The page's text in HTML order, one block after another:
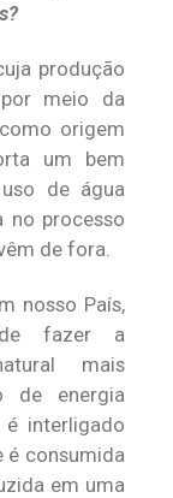
produção
meio da
origem
um bem
de água
no processo
de fora.
nosso País,
fazer a
mais
de energia
interligado
é consumida
em uma